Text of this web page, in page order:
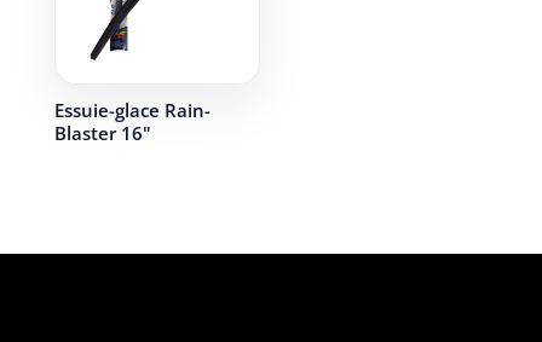
Essuie-glace Rain-
Blaster 16"